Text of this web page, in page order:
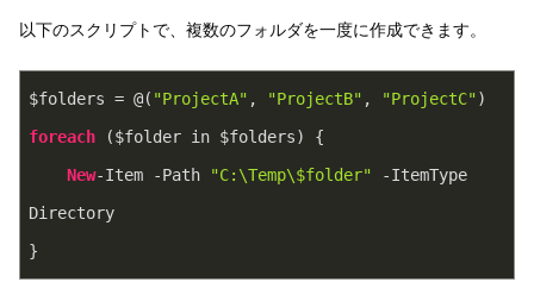
以下のスクリプトで、複数のフォルダを一度に作成できます。
$folders = @( "ProjectA" , "ProjectB" , "ProjectC")
foreach ($folder in $folders) {
New-Item -Path "C:\Temp\$folder" -ItemType
Directory
}